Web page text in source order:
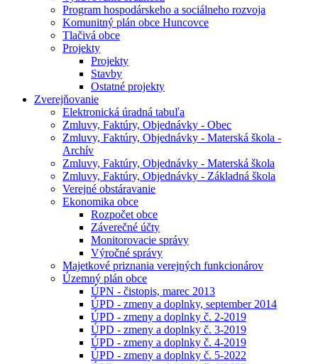
Program hospodárskeho a sociálneho rozvoja
Komunitný plán obce Huncovce
Tlačivá obce
Projekty
Projekty
Stavby
Ostatné projekty
Zverejňovanie
Elektronická úradná tabuľa
Zmluvy, Faktúry, Objednávky - Obec
Zmluvy, Faktúry, Objednávky - Materská škola -
Archív
Zmluvy, Faktúry, Objednávky - Materská škola
Zmluvy, Faktúry, Objednávky - Základná škola
Verejné obstáravanie
Ekonomika obce
Rozpočet obce
Záverečné účty
Monitorovacie správy
Výročné správy
Majetkové priznania verejných funkcionárov
Územný plán obce
ÚPN - čistopis, marec 2013
ÚPD - zmeny a doplnky, september 2014
ÚPD - zmeny a doplnky č. 2-2019
ÚPD - zmeny a doplnky č. 3-2019
ÚPD - zmeny a doplnky č. 4-2019
ÚPD - zmeny a doplnky č. 5-2022